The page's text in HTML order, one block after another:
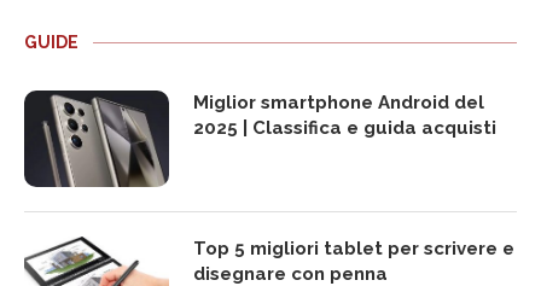
GUIDE
Miglior smartphone Android del
2025 | Classifica e guida acquisti
Top 5 migliori tablet per scrivere e
disegnare con penna